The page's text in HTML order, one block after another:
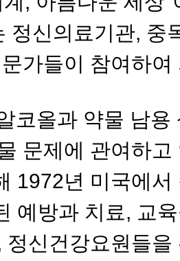
정신의료기관, 중
가들이 참여하
코올과 약물 남
문제에 관여하
1972년 미국에
예방과 치료, 교
정신건강요원들